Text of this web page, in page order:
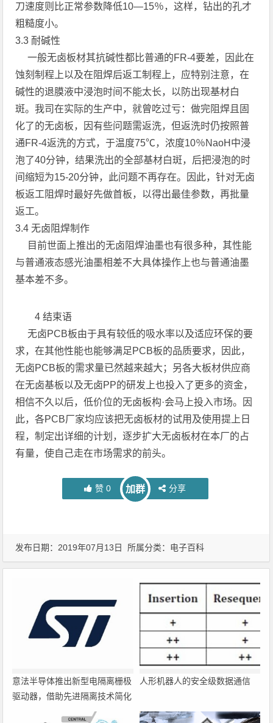
刀速度则比正常参数降低10—15％，这样，钻出的孔才
粗糙度小。
3.3 耐碱性
一般无卤板材其抗碱性都比普通的FR-4要差，因此在
蚀刻制程上以及在阻焊后返工制程上，应特别注意，在
碱性的退膜液中浸泡时间不能太长，以防出现基材白
斑。我司在实际的生产中，就曾吃过亏：做完阻焊且固
化了的无卤板，因有些问题需返洗，但返洗时仍按照普
通FR-4返洗的方式，于温度75℃，浓度10％NaoH中浸
泡了40分钟，结果洗出的全部基材白斑，后把浸泡的时
间缩短为15-20分钟，此问题不再存在。因此，针对无卤
板返工阻焊时最好先做首板，以得出最佳参数，再批量
返工。
3.4 无卤阻焊制作
目前世面上推出的无卤阻焊油墨也有很多种，其性能
与普通液态感光油墨相差不大具体操作上也与普通油墨
基本差不多。
4 结束语
无卤PCB板由于具有较低的吸水率以及适应环保的要
求，在其他性能也能够满足PCB板的品质要求，因此，
无卤PCB板的需求量已然越来越大；另各大板材供应商
在无卤基板以及无卤PP的研发上也投入了更多的资金，
相信不久以后，低价位的无卤板构·会马上投入市场。因
此，各PCB厂家均应该把无卤板材的试用及使用提上日
程，制定出详细的计划，逐步扩大无卤板材在本厂的占
有量，使自己走在市场需求的前头。
赞 0 加群 分享
发布日期：2019年07月13日 所属分类： 电子百科
意法半导体推出新型电隔离栅极
驱动器，借助先进隔离技术简化
人形机器人的安全级数据通信